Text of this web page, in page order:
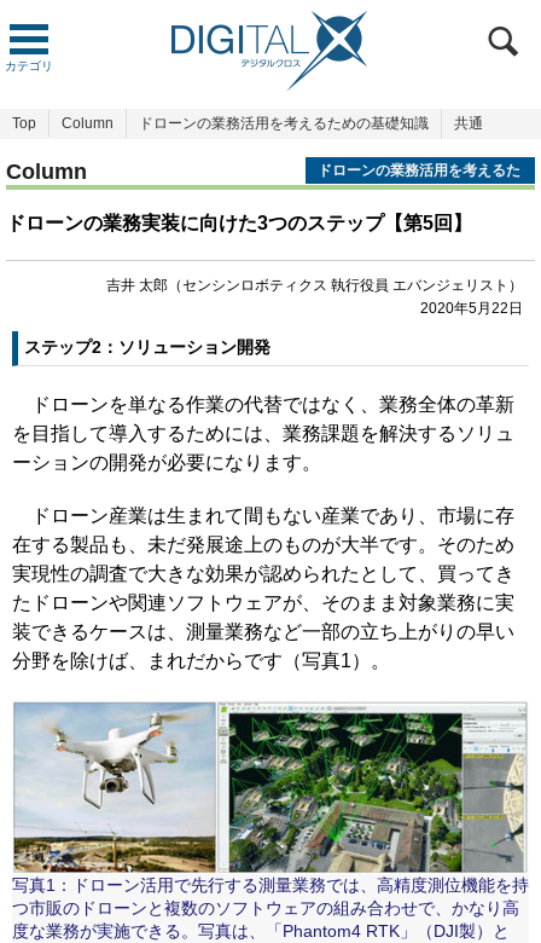
カテゴリ
Top Column ドローンの業務活用を考えるための基礎知識 共通
Column
ドローンの業務活用を考えるた
めの基礎知識
ドローンの業務実装に向けた3つのステップ【第5回】
吉井 太郎（センシンロボティクス 執行役員 エバンジェリスト）
2020年5月22日
ステップ2：ソリューション開発
ドローンを単なる作業の代替ではなく、業務全体の革新
を目指して導入するためには、業務課題を解決するソリュ
ーションの開発が必要になります。
ドローン産業は生まれて間もない産業であり、市場に存
在する製品も、未だ発展途上のものが大半です。そのため
実現性の調査で大きな効果が認められたとして、買ってき
たドローンや関連ソフトウェアが、そのまま対象業務に実
装できるケースは、測量業務など一部の立ち上がりの早い
分野を除けば、まれだからです（写真1）。
写真1：ドローン活用で先行する測量業務では、高精度測位機能を持
つ市販のドローンと複数のソフトウェアの組み合わせで、かなり高
度な業務が実施できる。写真は、「Phantom4 RTK」（DJI製）と